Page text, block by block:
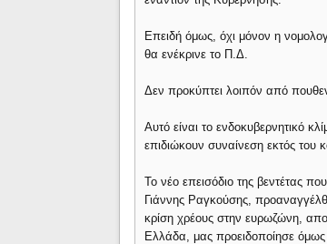
Επειδή όμως, όχι μόνον η
θα ενέκρινε το Π.Δ.
Δεν προκύπτει λοιπόν από
Αυτό είναι το ενδοκυβερνητικό
επιδιώκουν συναίνεση εκτός του
Το νέο επεισόδιο της βεντέτας
Γιάννης Ραγκούσης,
κρίση χρέους στην ευρωζώνη,
Ελλάδα, μας προειδοποίησε